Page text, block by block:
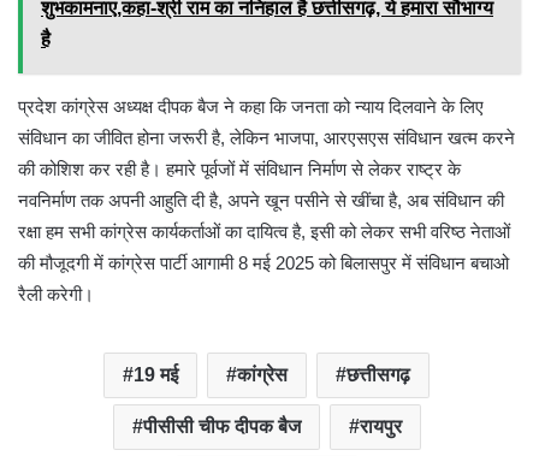
शुभकामनाए,कहा-श्री राम का ननिहाल है छत्तीसगढ़, ये हमारा सौभाग्य
है
प्रदेश कांग्रेस अध्यक्ष दीपक बैज ने कहा कि जनता को न्याय दिलवाने के लिए
संविधान का जीवित होना जरूरी है, लेकिन भाजपा, आरएसएस संविधान खत्म करने
की कोशिश कर रही है। हमारे पूर्वजों में संविधान निर्माण से लेकर राष्ट्र के
नवनिर्माण तक अपनी आहुति दी है, अपने खून पसीने से खींचा है, अब संविधान की
रक्षा हम सभी कांग्रेस कार्यकर्ताओं का दायित्व है, इसी को लेकर सभी वरिष्ठ नेताओं
की मौजूदगी में कांग्रेस पार्टी आगामी 8 मई 2025 को बिलासपुर में संविधान बचाओ
रैली करेगी।
19 मई कांग्रेस छत्तीसगढ़
पीसीसी चीफ दीपक बैज रायपुर